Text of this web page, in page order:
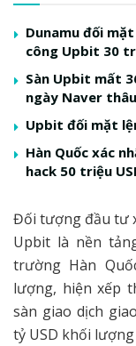
Dunamu đối
công Upbit 30
Sàn Upbit mất
ngày Naver
Upbit đối mặt
Hàn Quốc xác
hack 50 triệu
Đối tượng đầu tư
Upbit là nền
trường Hàn
lượng, hiện xếp
sàn giao dịch
tỷ USD khối